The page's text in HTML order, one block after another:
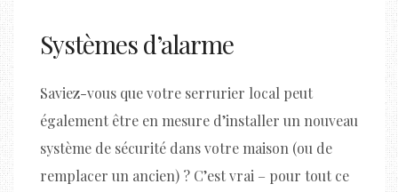
Systèmes d’alarme
Saviez-vous que votre serrurier local peut
également être en mesure d’installer un nouveau
système de sécurité dans votre maison (ou de
remplacer un ancien) ? C’est vrai – pour tout ce